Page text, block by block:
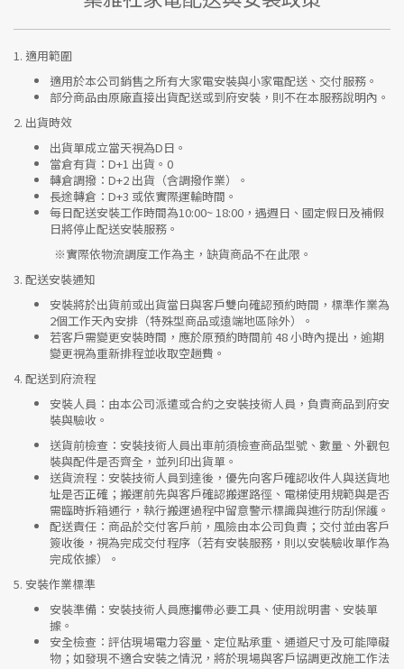
1. 適用範圍
適用於本公司銷售之所有大家電安裝與小家電配送、交付服務。
部分商品由原廠直接出貨配送或到府安裝，則不在本服務說明內。
2. 出貨時效
出貨單成立當天視為D日。
當倉有貨： D+1 出貨。0
轉倉調撥： D+2 出貨（含調撥作業）。
長途轉倉： D+3 或依實際運輸時間。
每日配送安裝工作時間為10:00~ 18:00，遇週日、國定假日及補假
日將停止配送安裝服務。
※實際依物流調度工作為主，缺貨商品不在此限。
3. 配送安裝通知
安裝將於出貨前或出貨當日與客戶雙向確認預約時間，標準作業為
2個工作天內安排（特殊型商品或遠端地區除外）。
若客戶需變更安裝時間，應於原預約時間前 48 小時內提出，逾期
變更視為重新排程並收取空趟費。
4. 配送到府流程
安裝人員 ：由本公司派遣或合約之安裝技術人員，負責商品到府安
裝與驗收。
送貨前檢查 ：安裝技術人員出車前須檢查商品型號、數量、外觀包
裝與配件是否齊全，並列印出貨單。
送貨流程 ：安裝技術人員到達後，優先向客戶確認收件人與送貨地
址是否正確；搬運前先與客戶確認搬運路徑、電梯使用規範與是否
需臨時拆箱通行，執行搬運過程中留意警示標識與進行防刮保護。
配送責任 ：商品於交付客戶前，風險由本公司負責；交付並由客戶
簽收後，視為完成交付程序（若有安裝服務，則以安裝驗收單作為
完成依據）。
5. 安裝作業標準
安裝準備 ：安裝技術人員應攜帶必要工具、使用說明書、安裝單
據。
安全檢查 ：評估現場電力容量、定位點承重、通道尺寸及可能障礙
物；如發現不適合安裝之情況，將於現場與客戶協調更改施工作法